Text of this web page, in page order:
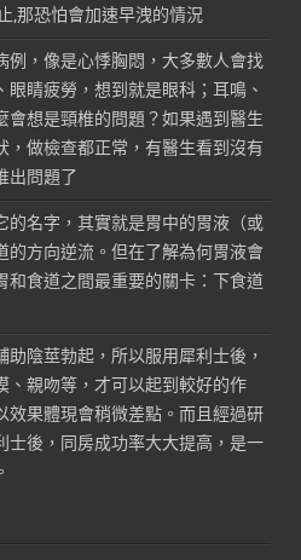
,那恐怕會加速早洩的情況
例，像是心悸胸悶，大多數人會找
睛疲勞，想到就是眼科；耳鳴、
會想是頸椎的問題？如果遇到醫生
，做檢查都正常，有醫生看到沒有
出問題了
的名字，其實就是胃中的胃液（或
的方向逆流。但在了解為何胃液會
和食道之間最重要的關卡：下食道
陰莖勃起，所以服用犀利士後，
、親吻等，才可以起到較好的作
效果體現會稍微差點。而且經過研
士後，同房成功率大大提高，是一